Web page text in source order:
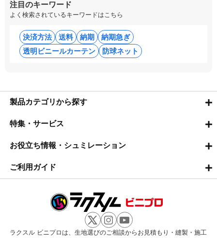
注目のキーワード
よく検索されているキーワードはこちら
決済方法 送料 納期
納期急ぎ
透明ビニールカーテン
防球ネット
製品カテゴリから探す
特集・サービス
お役立ち情報・シュミレーション
ご利用ガイド
ラクスル ビニプロは、生地選びのご相談からお見積もり・縫製・施工